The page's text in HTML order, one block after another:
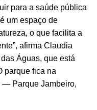
para a saúde pública
um espaço de
o que facilita a
afirma Claudia
Águas, que está
parque fica na
— Parque Jambeiro,